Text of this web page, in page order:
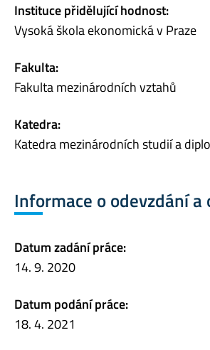
Instituce přidělující hodnost:
Vysoká škola ekonomická v Praze
Fakulta:
Fakulta mezinárodních vztahů
Katedra:
Katedra mezinárodních studií a
Informace o odevzdání a
Datum zadání práce:
14. 9. 2020
Datum podání práce:
18. 4. 2021